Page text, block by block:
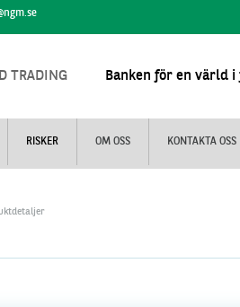
TRADING Banken för en värld
RISKER OM OSS KONTAKTA OSS